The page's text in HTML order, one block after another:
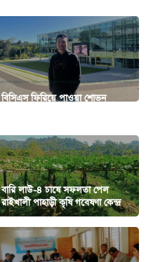
বিসিএস ফিরিয়ে পাওয়া শোভন
বারি লাউ-৪ চাষে সফলতা পেল
রাইখালী পাহাড়ী কৃষি গবেষণা কেন্দ্র